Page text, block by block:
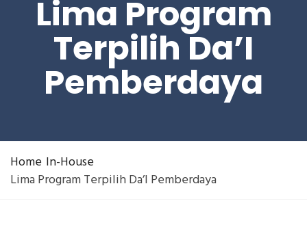
Lima Program
Terpilih Da’I
Pemberdaya
Home In-House
Lima Program Terpilih Da’I Pemberdaya